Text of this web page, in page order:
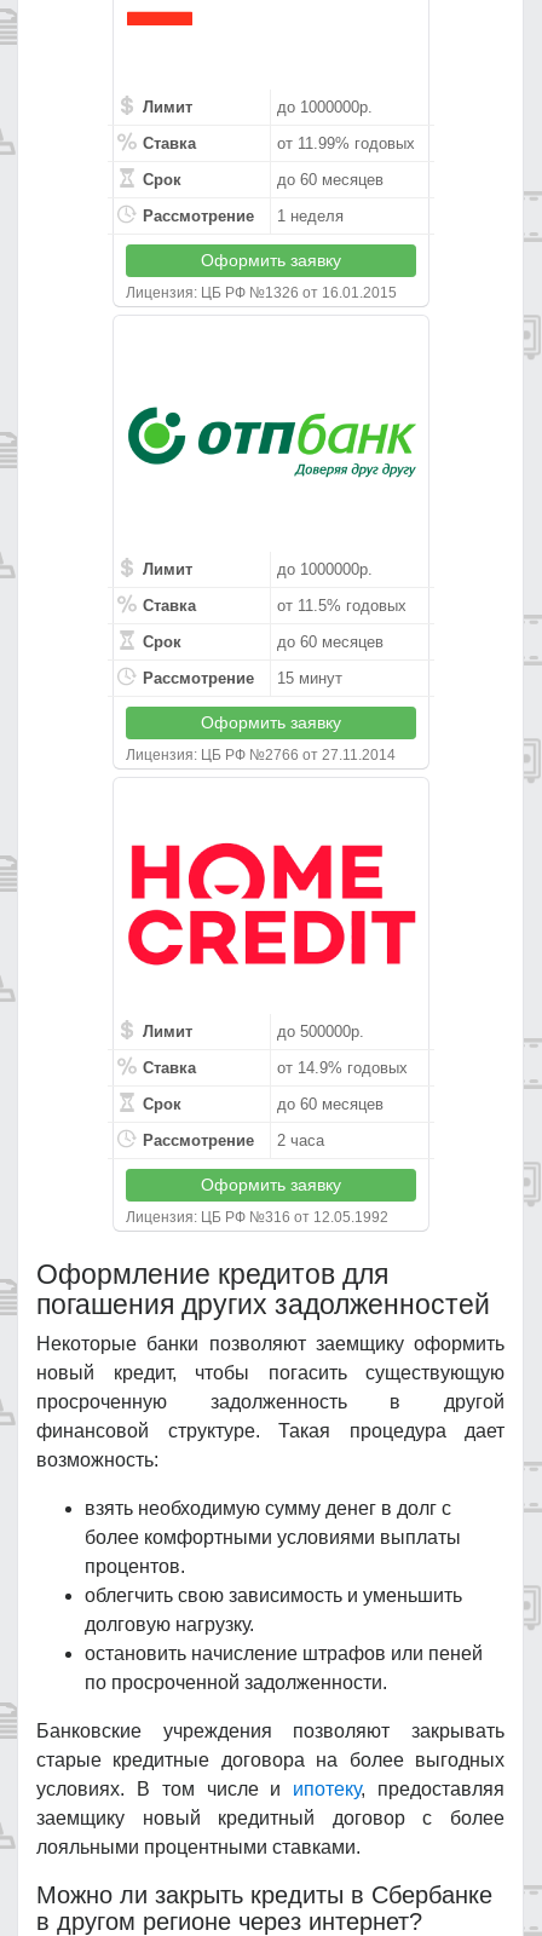
Лимит
до 1000000р.
Ставка
от 11.99% годовых
Срок
до 60 месяцев
Рассмотрение
1 неделя
Оформить заявку
Лицензия: ЦБ РФ №1326 от 16.01.2015
Лимит
до 1000000р.
Ставка
от 11.5% годовых
Срок
до 60 месяцев
Рассмотрение
15 минут
Оформить заявку
Лицензия: ЦБ РФ №2766 от 27.11.2014
Лимит
до 500000р.
Ставка
от 14.9% годовых
Срок
до 60 месяцев
Рассмотрение
2 часа
Оформить заявку
Лицензия: ЦБ РФ №316 от 12.05.1992
Оформление кредитов для
погашения других задолженностей
Некоторые банки позволяют заемщику оформить
новый кредит, чтобы погасить существующую
просроченную задолженность в другой
финансовой структуре. Такая процедура дает
возможность:
взять необходимую сумму денег в долг с
более комфортными условиями выплаты
процентов.
облегчить свою зависимость и уменьшить
долговую нагрузку.
остановить начисление штрафов или пеней
по просроченной задолженности.
Банковские учреждения позволяют закрывать
старые кредитные договора на более выгодных
условиях. В том числе и ипотеку, предоставляя
заемщику новый кредитный договор с более
лояльными процентными ставками.
Можно ли закрыть кредиты в Сбербанке
в другом регионе через интернет?